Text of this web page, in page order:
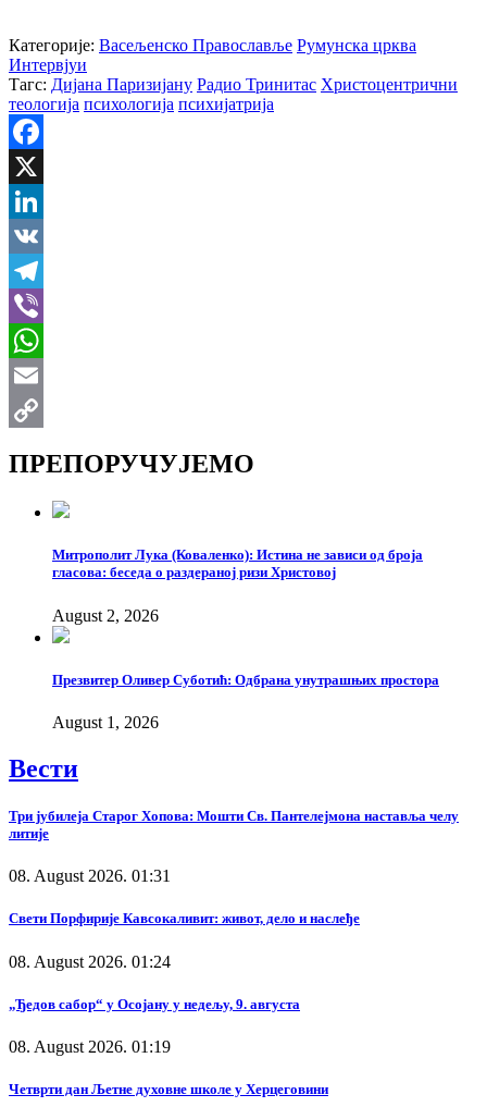
Категорије: Васељенско Православље Румунска црква
Интервјуи
Тагс: Дијана Паризијану Радио Тринитас Христоцентрични
теологија психологија психијатрија
Facebook
X
LinkedIn
VK
Telegram
Viber
WhatsApp
Email
ПРЕПОРУЧУЈЕМО
Митрополит Лука (Коваленко): Истина не зависи од броја
гласова: беседа о раздераној ризи Христовој
August 2, 2026
Презвитер Оливер Суботић: Одбрана унутрашњих простора
August 1, 2026
Вести
Три јубилеја Старог Хопова: Мошти Св. Пантелејмона наставља челу
литије
08. August 2026. 01:31
Свети Порфирије Кавсокаливит: живот, дело и наслеђе
08. August 2026. 01:24
„Ђедов сабор“ у Осојану у недељу, 9. августа
08. August 2026. 01:19
Четврти дан Љетне духовне школе у Херцеговини